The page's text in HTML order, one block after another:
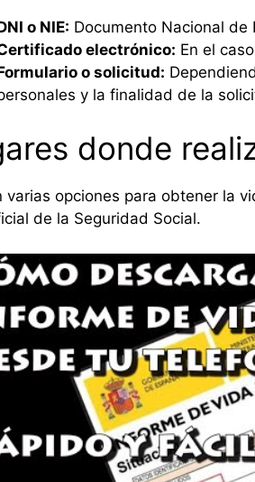
o NIE: Documento Nacional
electrónico: En el
o solicitud:
y la finalidad de la
donde
varias opciones para obtener la
de la Seguridad Social.